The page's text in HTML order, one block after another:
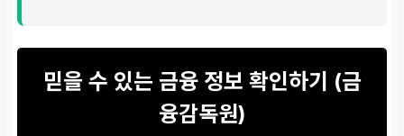
믿을 수 있는 금융 정보 확인하기 (금
융감독원)